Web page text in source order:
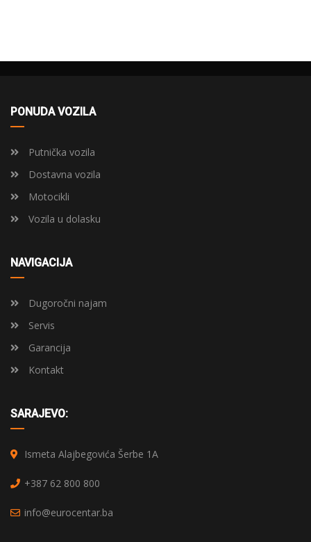
PONUDA VOZILA
Putnička vozila
Dostavna vozila
Motocikli
Vozila u dolasku
NAVIGACIJA
Dugoročni najam
Servis
Garancija
Kontakt
SARAJEVO:
Ismeta Alajbegovića Šerbe 1A
+387 62 800 800
info@eurocentar.ba